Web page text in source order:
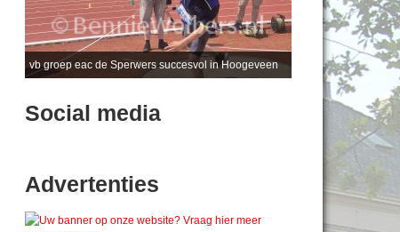
vb groep eac de Sperwers succesvol in Hoogeveen
Social media
Advertenties